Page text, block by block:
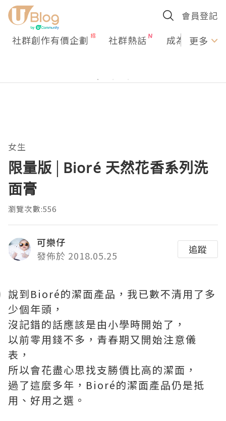
會員登記
社群創作有價企劃 社群熱話 成為U更多
女生
限量版│Bioré 天然花香系列洗
面膏
瀏覽次數:556
可樂仔
發佈於 2018.05.25
追蹤
說到Bioré的潔面產品，我已數不清用了多
少個年頭，
沒記錯的話應該是由小學時開始了，
以前零用錢不多，青春期又開始注意儀
表，
所以會花盡心思找支勝價比高的潔面，
過了這麼多年，Bioré的潔面產品仍是抵
用、好用之選。